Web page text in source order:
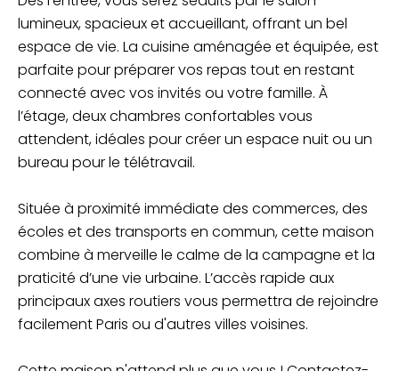
lumineux, spacieux et accueillant, offrant un bel
espace de vie. La cuisine aménagée et équipée, est
parfaite pour préparer vos repas tout en restant
connecté avec vos invités ou votre famille. À
l’étage, deux chambres confortables vous
attendent, idéales pour créer un espace nuit ou un
bureau pour le télétravail.
Située à proximité immédiate des commerces, des
écoles et des transports en commun, cette maison
combine à merveille le calme de la campagne et la
praticité d’une vie urbaine. L’accès rapide aux
principaux axes routiers vous permettra de rejoindre
facilement Paris ou d'autres villes voisines.